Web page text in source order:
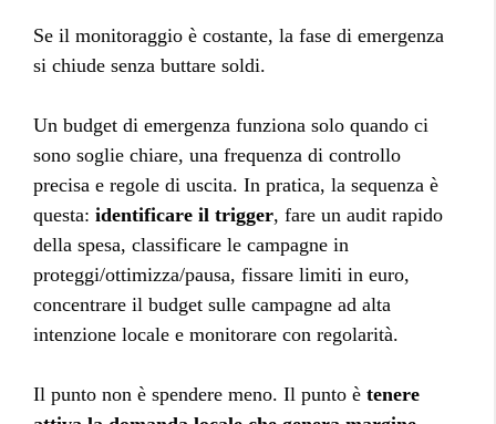
Se il monitoraggio è costante, la fase di emergenza
si chiude senza buttare soldi.
Un budget di emergenza funziona solo quando ci
sono soglie chiare, una frequenza di controllo
precisa e regole di uscita. In pratica, la sequenza è
questa: identificare il trigger, fare un audit rapido
della spesa, classificare le campagne in
proteggi/ottimizza/pausa, fissare limiti in euro,
concentrare il budget sulle campagne ad alta
intenzione locale e monitorare con regolarità.
Il punto non è spendere meno. Il punto è tenere